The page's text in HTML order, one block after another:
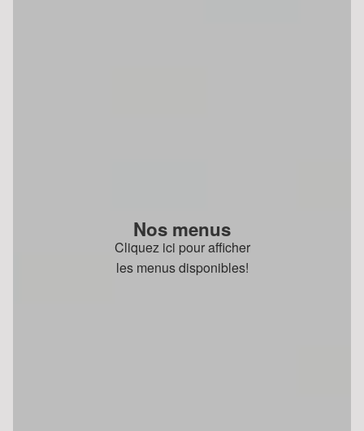
Nos menus
Cliquez ici pour afficher
les menus disponibles!